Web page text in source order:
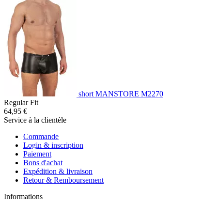
short MANSTORE M2270
Regular Fit
64,95 €
Service à la clientèle
Commande
Login & inscription
Paiement
Bons d'achat
Expédition & livraison
Retour & Remboursement
Informations